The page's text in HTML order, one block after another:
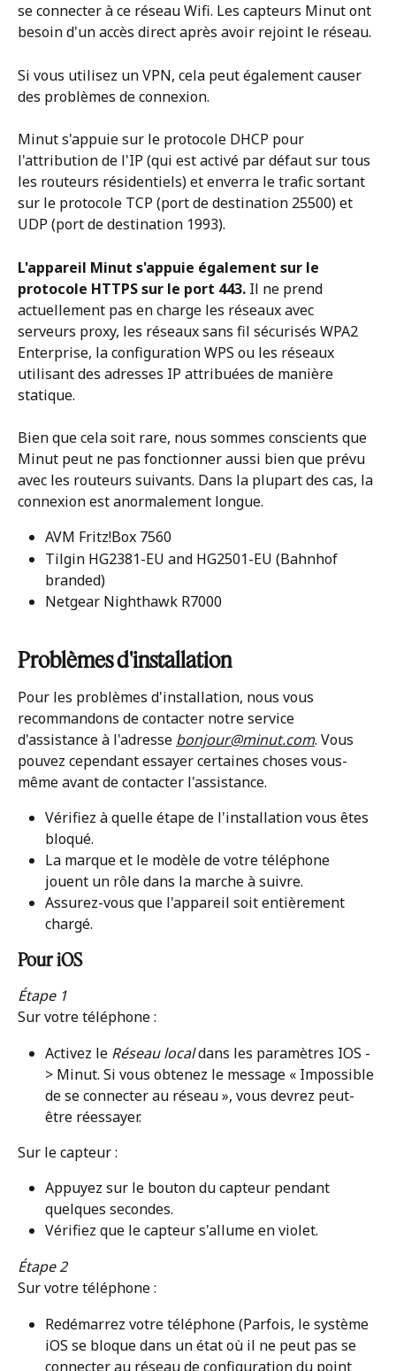
se connecter à ce réseau Wifi. Les capteurs Minut ont
besoin d'un accès direct après avoir rejoint le réseau.
Si vous utilisez un VPN, cela peut également causer
des problèmes de connexion.
Minut s'appuie sur le protocole DHCP pour
l'attribution de l'IP (qui est activé par défaut sur tous
les routeurs résidentiels) et enverra le trafic sortant
sur le protocole TCP (port de destination 25500) et
UDP (port de destination 1993).
L'appareil Minut s'appuie également sur le
protocole HTTPS sur le port 443. Il ne prend
actuellement pas en charge les réseaux avec
serveurs proxy, les réseaux sans fil sécurisés WPA2
Enterprise, la configuration WPS ou les réseaux
utilisant des adresses IP attribuées de manière
statique.
Bien que cela soit rare, nous sommes conscients que
Minut peut ne pas fonctionner aussi bien que prévu
avec les routeurs suivants. Dans la plupart des cas, la
connexion est anormalement longue.
AVM Fritz!Box 7560
Tilgin HG2381-EU and HG2501-EU (Bahnhof
branded)
Netgear Nighthawk R7000
Problèmes d'installation
Pour les problèmes d'installation, nous vous
recommandons de contacter notre service
d'assistance à l'adresse bonjour@minut.com. Vous
pouvez cependant essayer certaines choses vous-
même avant de contacter l'assistance.
Vérifiez à quelle étape de l'installation vous êtes
bloqué.
La marque et le modèle de votre téléphone
jouent un rôle dans la marche à suivre.
Assurez-vous que l'appareil soit entièrement
chargé.
Pour iOS
Étape 1
Sur votre téléphone :
Activez le Réseau local dans les paramètres IOS -
> Minut. Si vous obtenez le message « Impossible
de se connecter au réseau », vous devrez peut-
être réessayer.
Sur le capteur :
Appuyez sur le bouton du capteur pendant
quelques secondes.
Vérifiez que le capteur s'allume en violet.
Étape 2
Sur votre téléphone :
Redémarrez votre téléphone (Parfois, le système
iOS se bloque dans un état où il ne peut pas se
connecter au réseau de configuration du point